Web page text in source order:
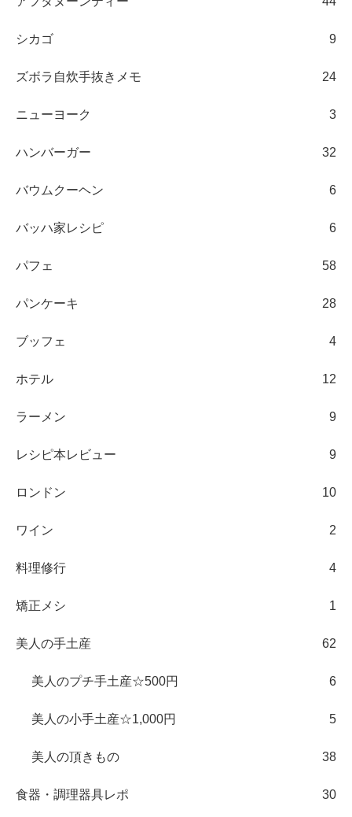
シカゴ 9
ズボラ自炊手抜きメモ 24
ニューヨーク 3
ハンバーガー 32
バウムクーヘン 6
バッハ家レシピ 6
パフェ 58
パンケーキ 28
ブッフェ 4
ホテル 12
ラーメン 9
レシピ本レビュー 9
ロンドン 10
ワイン 2
料理修行 4
矯正メシ 1
美人の手土産 62
美人のプチ手土産☆500円 6
美人の小手土産☆1,000円 5
美人の頂きもの 38
食器・調理器具レポ 30